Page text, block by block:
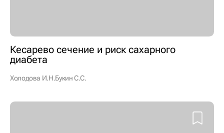
Кесарево сечение и риск сахарного
диабета
Холодова И.Н.Букин С.С.